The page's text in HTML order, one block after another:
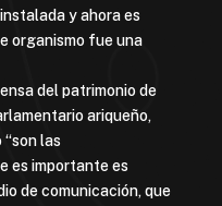
y ahora es
organismo fue una
del patrimonio de
ariqueño,
las
es importante es
de comunicación, que